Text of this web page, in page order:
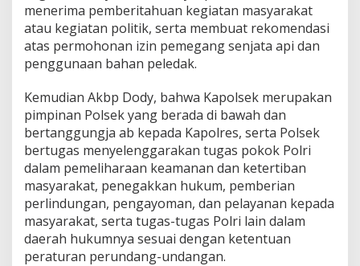
menerima pemberitahuan kegiatan masyarakat
atau kegiatan politik, serta membuat rekomendasi
atas permohonan izin pemegang senjata api dan
penggunaan bahan peledak.
Kemudian Akbp Dody, bahwa Kapolsek merupakan
pimpinan Polsek yang berada di bawah dan
bertanggungja ab kepada Kapolres, serta Polsek
bertugas menyelenggarakan tugas pokok Polri
dalam pemeliharaan keamanan dan ketertiban
masyarakat, penegakkan hukum, pemberian
perlindungan, pengayoman, dan pelayanan kepada
masyarakat, serta tugas-tugas Polri lain dalam
daerah hukumnya sesuai dengan ketentuan
peraturan perundang-undangan.